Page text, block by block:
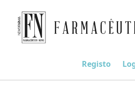
Farmacêutico News
Registo